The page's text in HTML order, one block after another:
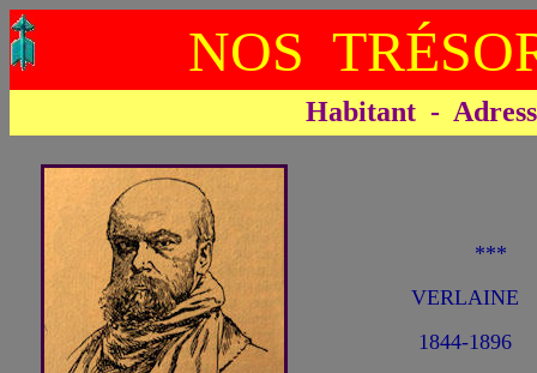
NOS
Habitant -
VERLAINE
1844-1896